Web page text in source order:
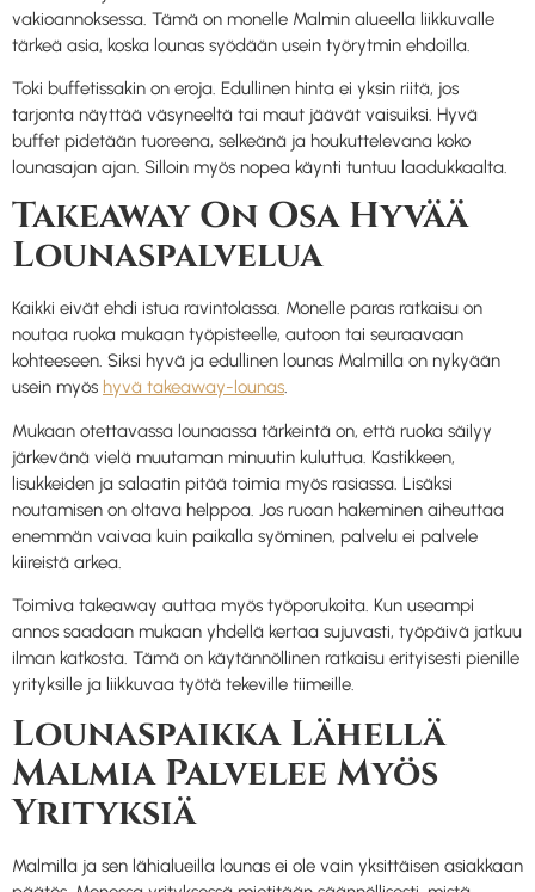
vakioannoksessa. Tämä on monelle Malmin alueella liikkuvalle
tärkeä asia, koska lounas syödään usein työrytmin ehdoilla.
Toki buffetissakin on eroja. Edullinen hinta ei yksin riitä, jos
tarjonta näyttää väsyneeltä tai maut jäävät vaisuiksi. Hyvä
buffet pidetään tuoreena, selkeänä ja houkuttelevana koko
lounasajan ajan. Silloin myös nopea käynti tuntuu laadukkaalta.
Takeaway On Osa Hyvää
Lounaspalvelua
Kaikki eivät ehdi istua ravintolassa. Monelle paras ratkaisu on
noutaa ruoka mukaan työpisteelle, autoon tai seuraavaan
kohteeseen. Siksi hyvä ja edullinen lounas Malmilla on nykyään
usein myös hyvä takeaway-lounas.
Mukaan otettavassa lounaassa tärkeintä on, että ruoka säilyy
järkevänä vielä muutaman minuutin kuluttua. Kastikkeen,
lisukkeiden ja salaatin pitää toimia myös rasiassa. Lisäksi
noutamisen on oltava helppoa. Jos ruoan hakeminen aiheuttaa
enemmän vaivaa kuin paikalla syöminen, palvelu ei palvele
kiireistä arkea.
Toimiva takeaway auttaa myös työporukoita. Kun useampi
annos saadaan mukaan yhdellä kertaa sujuvasti, työpäivä jatkuu
ilman katkosta. Tämä on käytännöllinen ratkaisu erityisesti pienille
yrityksille ja liikkuvaa työtä tekeville tiimeille.
Lounaspaikka Lähellä
Malmia Palvelee Myös
Yrityksiä
Malmilla ja sen lähialueilla lounas ei ole vain yksittäisen asiakkaan